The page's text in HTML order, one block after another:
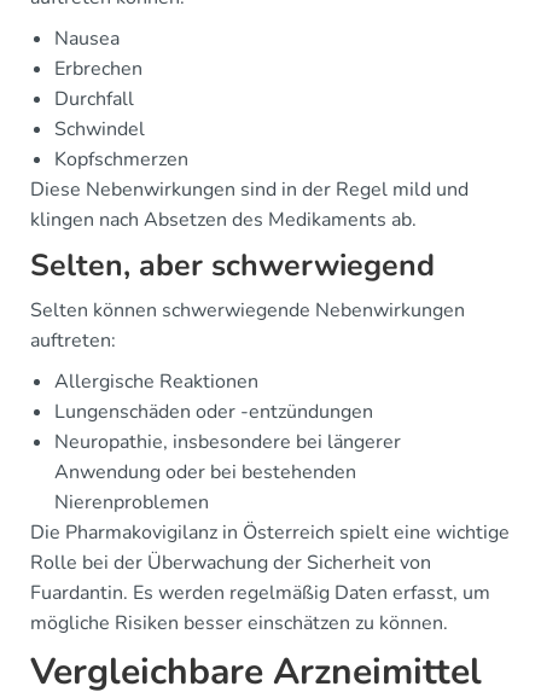
Nausea
Erbrechen
Durchfall
Schwindel
Kopfschmerzen
Diese Nebenwirkungen sind in der Regel mild und
klingen nach Absetzen des Medikaments ab.
Selten, aber schwerwiegend
Selten können schwerwiegende Nebenwirkungen
auftreten:
Allergische Reaktionen
Lungenschäden oder -entzündungen
Neuropathie, insbesondere bei längerer
Anwendung oder bei bestehenden
Nierenproblemen
Die Pharmakovigilanz in Österreich spielt eine wichtige
Rolle bei der Überwachung der Sicherheit von
Fuardantin. Es werden regelmäßig Daten erfasst, um
mögliche Risiken besser einschätzen zu können.
Vergleichbare Arzneimittel